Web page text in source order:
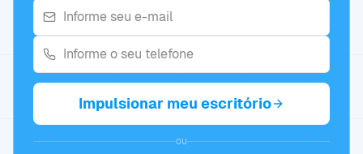
Impulsionar meu escritório
ou